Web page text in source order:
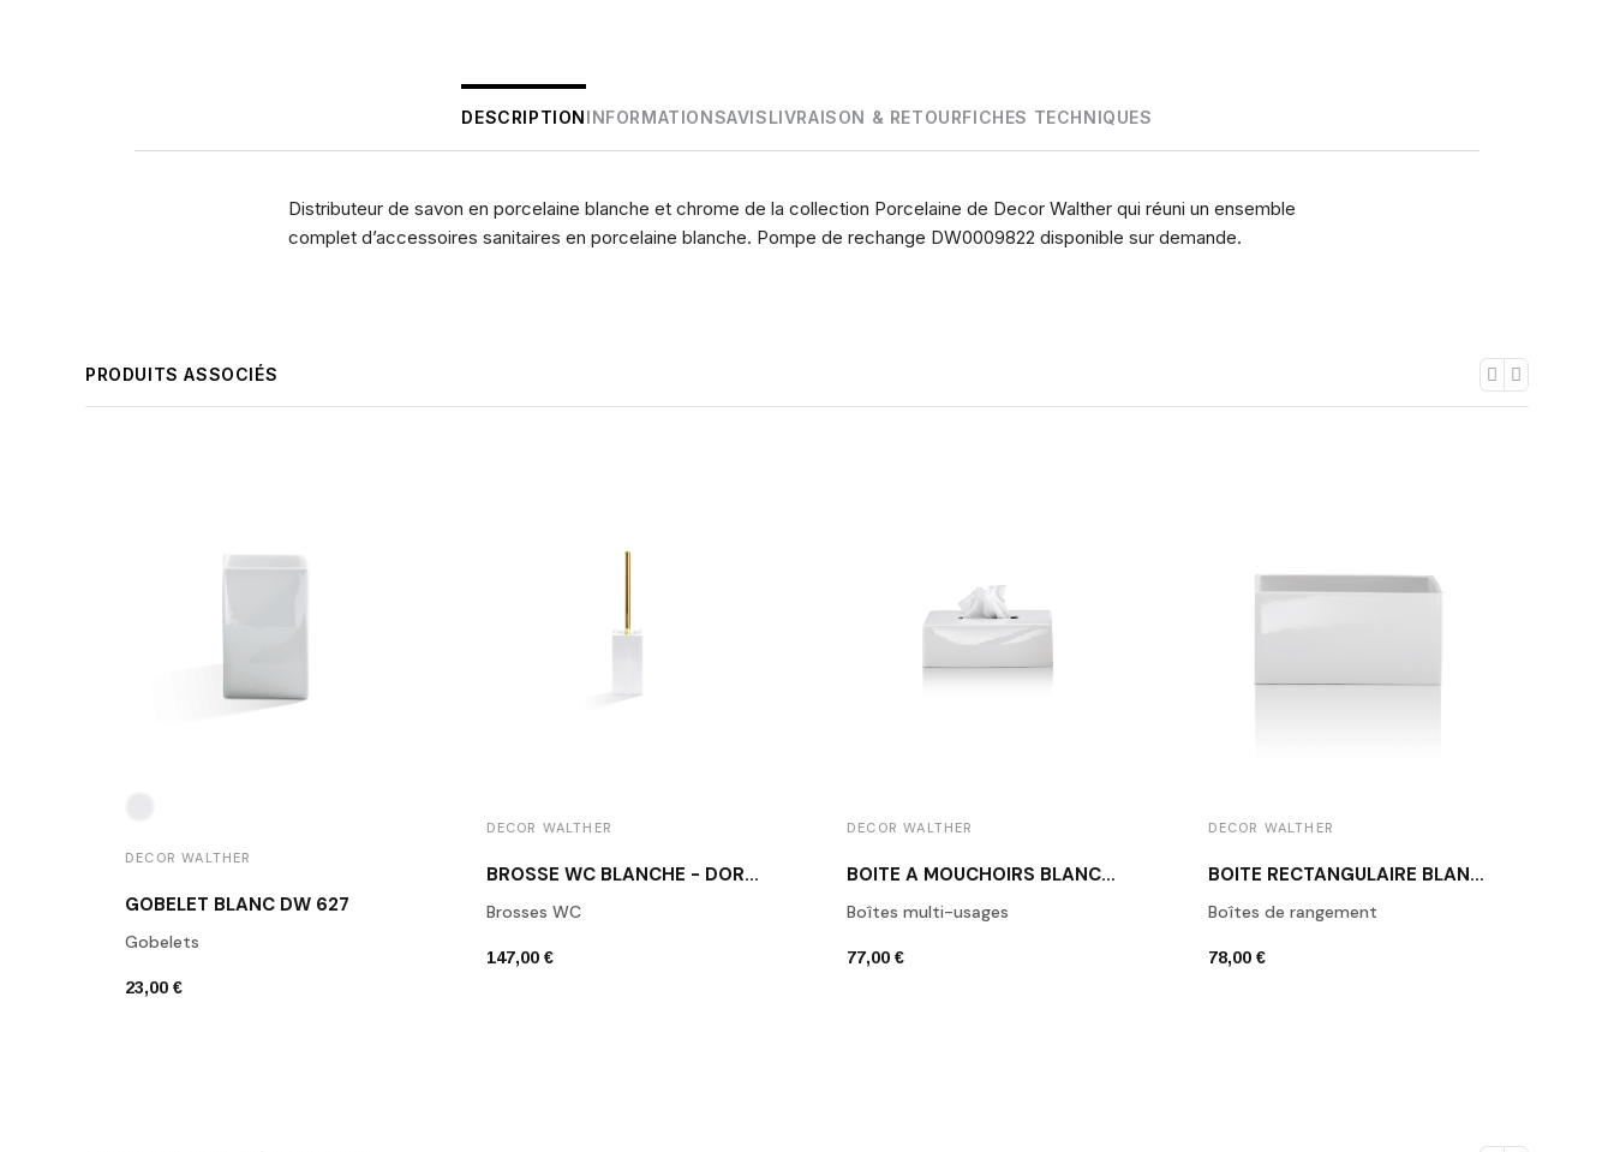
DESCRIPTIONINFORMATIONSAVISLIVRAISON & RETOURFICHES TECHNIQUES
Distributeur de savon en porcelaine blanche et chrome de la collection Porcelaine de Decor Walther qui réuni un ensemble
complet d’accessoires sanitaires en porcelaine blanche. Pompe de rechange DW0009822 disponible sur demande.
PRODUITS ASSOCIÉS
DECOR WALTHER
GOBELET BLANC DW 627
Gobelets
23,00 €
DECOR WALTHER
BROSSE WC BLANCHE - DORÉE DW 6200
Brosses WC
147,00 €
DECOR WALTHER
BOÎTE À MOUCHOIRS BLANCHE KB 88
Boîtes multi-usages
77,00 €
DECOR WALTHER
BOÎTE RECTANGULAIRE BLANCHE DW 624
Boîtes de rangement
78,00 €